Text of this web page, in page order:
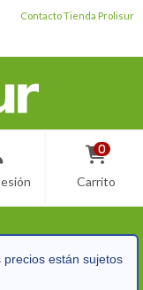
Contacto Tienda Prolisur
0
Carrito
están sujetos